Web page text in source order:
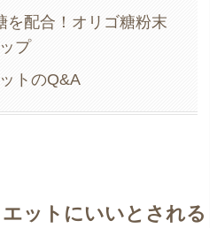
を配合！オリゴ糖粉末
プ
トのQ&A
ットにいいとされる